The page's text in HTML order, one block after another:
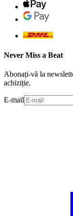
Never Miss a Beat
Abonați-vă la
achiziție.
E-mail